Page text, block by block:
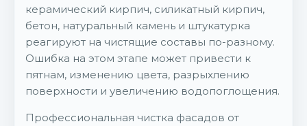
керамический кирпич, силикатный кирпич,
бетон, натуральный камень и штукатурка
реагируют на чистящие составы по-разному.
Ошибка на этом этапе может привести к
пятнам, изменению цвета, разрыхлению
поверхности и увеличению водопоглощения.
Профессиональная чистка фасадов от